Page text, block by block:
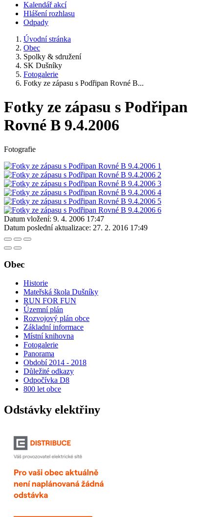
Kalendář akcí
Hlášení rozhlasu
Odpady
Úvodní stránka
Obec
Spolky & sdružení
SK Dušníky
Fotogalerie
Fotky ze zápasu s Podřipan Rovné B...
Fotky ze zápasu s Podřipan
Rovné B 9.4.2006
Fotografie
Datum vložení: 9. 4. 2006 17:47
Datum poslední aktualizace: 27. 2. 2016 17:49
Obec
Historie
Mateřská škola Dušníky
RUN FOR FUN
Územní plán
Rozvojový plán obce
Základní informace
Místní knihovna
Fotogalerie
Panorama
Období 2014 - 2018
Důležité odkazy
Odpočívka D8
800 let obce
Odstávky elektřiny